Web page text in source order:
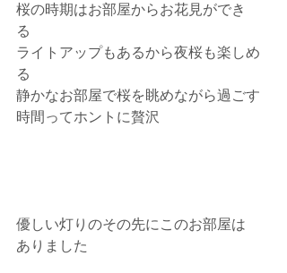
桜の時期はお部屋からお花見ができ
る
ライトアップもあるから夜桜も楽しめ
る
静かなお部屋で桜を眺めながら過ごす
時間ってホントに贅沢
優しい灯りのその先にこのお部屋は
ありました